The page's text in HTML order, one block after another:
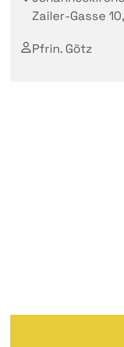
Zailer-Gasse
Pfrin. Götz